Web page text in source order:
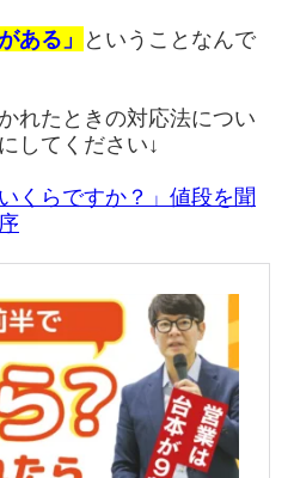
ある」
ということなんで
れたときの対応法につい
してください↓
くらですか？」値段を聞